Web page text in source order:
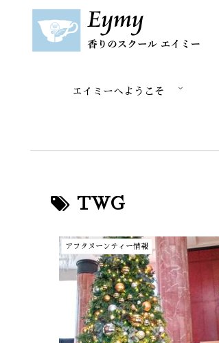
エイミーへようこそ
TWG
アフタヌーンティー情報